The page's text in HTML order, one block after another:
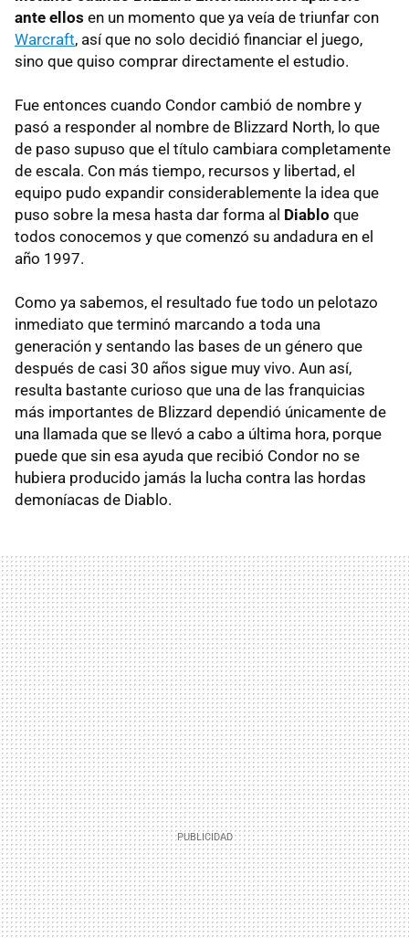
ante ellos en un momento que ya veía de triunfar con
Warcraft, así que no solo decidió financiar el juego,
sino que quiso comprar directamente el estudio.
Fue entonces cuando Condor cambió de nombre y
pasó a responder al nombre de Blizzard North, lo que
de paso supuso que el título cambiara completamente
de escala. Con más tiempo, recursos y libertad, el
equipo pudo expandir considerablemente la idea que
puso sobre la mesa hasta dar forma al Diablo que
todos conocemos y que comenzó su andadura en el
año 1997.
Como ya sabemos, el resultado fue todo un pelotazo
inmediato que terminó marcando a toda una
generación y sentando las bases de un género que
después de casi 30 años sigue muy vivo. Aun así,
resulta bastante curioso que una de las franquicias
más importantes de Blizzard dependió únicamente de
una llamada que se llevó a cabo a última hora, porque
puede que sin esa ayuda que recibió Condor no se
hubiera producido jamás la lucha contra las hordas
demoníacas de Diablo.